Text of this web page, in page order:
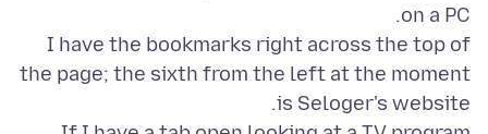
I have the bookmarks right across the top of
the page; the sixth from the left at the moment